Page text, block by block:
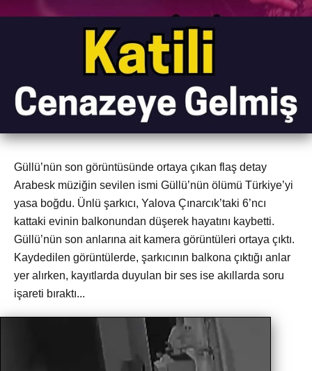
Güllü’nün son görüntüsünde ortaya çıkan flaş detay
Arabesk müziğin sevilen ismi Güllü’nün ölümü Türkiye’yi
yasa boğdu. Ünlü şarkıcı, Yalova Çınarcık’taki 6’ncı
kattaki evinin balkonundan düşerek hayatını kaybetti.
Güllü’nün son anlarına ait kamera görüntüleri ortaya çıktı.
Kaydedilen görüntülerde, şarkıcının balkona çıktığı anlar
yer alırken, kayıtlarda duyulan bir ses ise akıllarda soru
işareti bıraktı...